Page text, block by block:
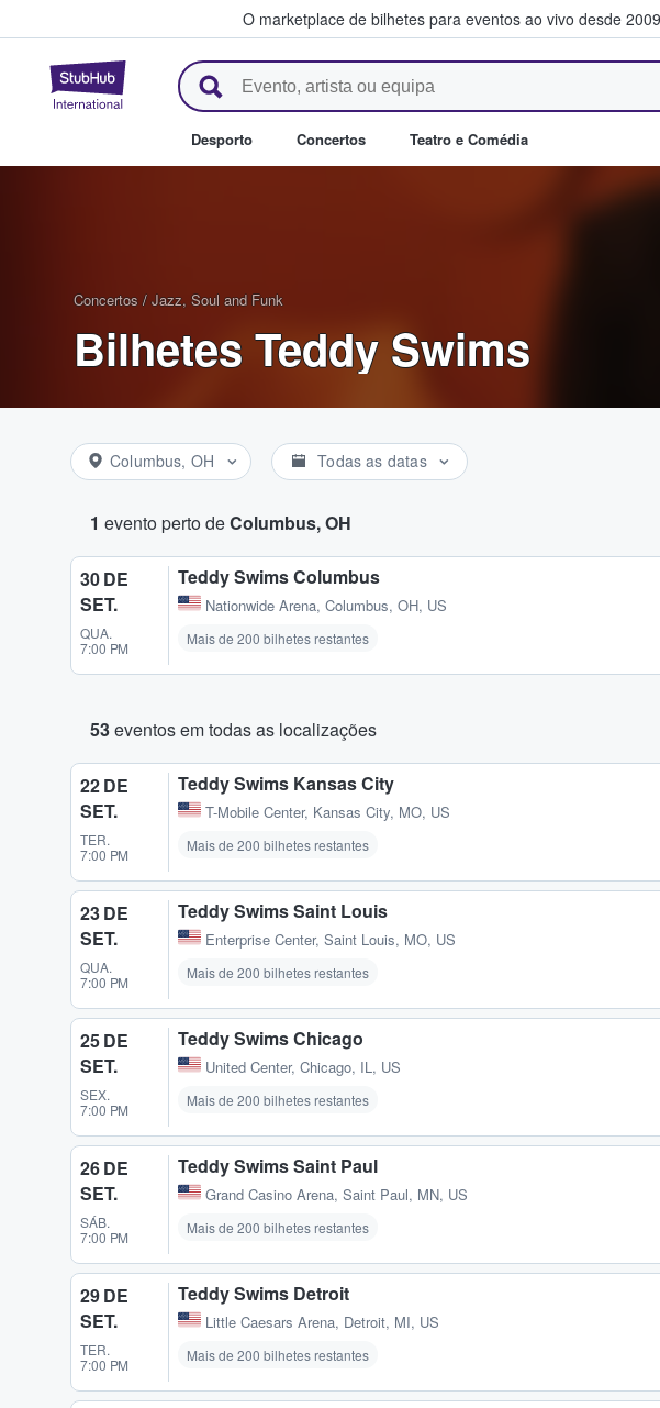
O marketplace de bilhetes para eventos ao vivo desde
StubHub – onde os fãs compram e vendem
Desporto Concertos Teatro e Comédia
Concertos / Jazz, Soul and Funk
Bilhetes Teddy Swims
Columbus, OH Todas as datas
1 evento perto deColumbus, OH
30 DE
SET.
QUA.
7:00 PM
Teddy Swims Columbus
Nationwide Arena, Columbus, OH, US
Mais de 200 bilhetes restantes
53eventos em todas as localizações
22 DE
SET.
TER.
7:00 PM
Teddy Swims Kansas City
T-Mobile Center, Kansas City, MO, US
Mais de 200 bilhetes restantes
23 DE
SET.
QUA.
7:00 PM
Teddy Swims Saint Louis
Enterprise Center, Saint Louis, MO, US
Mais de 200 bilhetes restantes
25 DE
SET.
SEX.
7:00 PM
Teddy Swims Chicago
United Center, Chicago, IL, US
Mais de 200 bilhetes restantes
26 DE
SET.
SÁB.
7:00 PM
Teddy Swims Saint Paul
Grand Casino Arena, Saint Paul, MN, US
Mais de 200 bilhetes restantes
29 DE
SET.
TER.
7:00 PM
Teddy Swims Detroit
Little Caesars Arena, Detroit, MI, US
Mais de 200 bilhetes restantes